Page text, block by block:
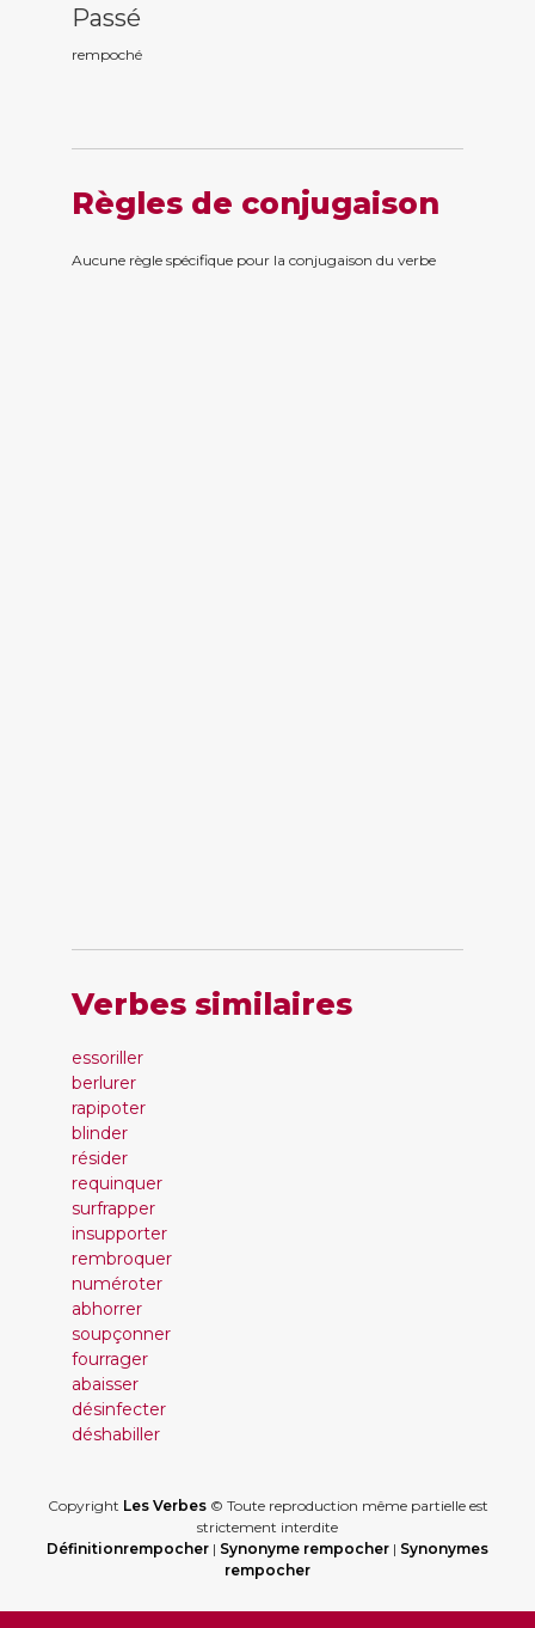
Passé
rempoché
Règles de conjugaison
Aucune règle spécifique pour la conjugaison du verbe
Verbes similaires
essoriller
berlurer
rapipoter
blinder
résider
requinquer
surfrapper
insupporter
rembroquer
numéroter
abhorrer
soupçonner
fourrager
abaisser
désinfecter
déshabiller
Copyright Les Verbes© Toute reproduction même partielle est
strictement interdite
Définitionrempocher | Synonyme rempocher | Synonymes
rempocher